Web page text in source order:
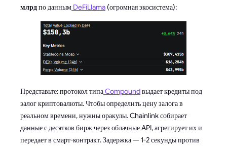
млрдпо данным DeFiLlama (огромная экосистема):
Представьте: протокол типаCompoundвыдает кредиты под
залог криптовалюты. Чтобы определить цену залога в
реальном времени, нужны оракулы. Chainlink собирает
данные с десятков бирж через облачные API, агрегирует их и
передает в смарт-контракт. Задержка — 1-2 секунды против